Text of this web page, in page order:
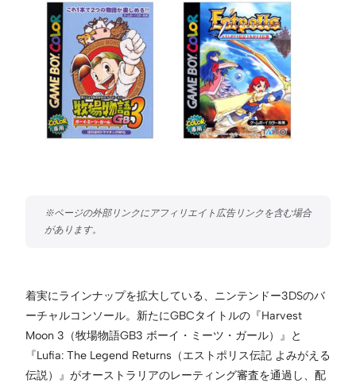
着実にラインナップを拡大している、ニンテンドー3DSのバ
ーチャルコンソール。新たにGBCタイトルの『Harvest
Moon 3（牧場物語GB3 ボーイ・ミーツ・ガール）』と
『Lufia: The Legend Returns（エストポリス伝記 よみがえる
伝説）』がオーストラリアのレーティング審査を通過し、配